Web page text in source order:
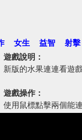
女生 益智
射擊
遊戲說明：
新版的水果連連看遊
遊戲操作：
使用鼠標點擊兩個能